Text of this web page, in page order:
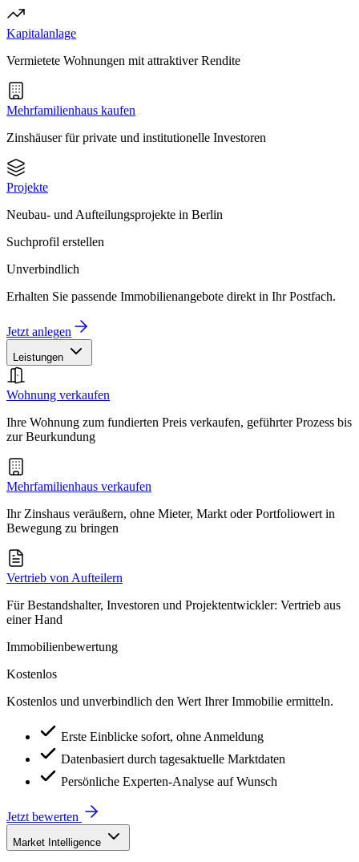
Kapitalanlage
Vermietete Wohnungen mit attraktiver Rendite
Mehrfamilienhaus kaufen
Zinshäuser für private und institutionelle Investoren
Projekte
Neubau- und Aufteilungsprojekte in Berlin
Suchprofil erstellen
Unverbindlich
Erhalten Sie passende Immobilienangebote direkt in Ihr Postfach.
Jetzt anlegen
Leistungen
Wohnung verkaufen
Ihre Wohnung zum fundierten Preis verkaufen, geführter Prozess bis
zur Beurkundung
Mehrfamilienhaus verkaufen
Ihr Zinshaus veräußern, ohne Mieter, Markt oder Portfoliowert in
Bewegung zu bringen
Vertrieb von Aufteilern
Für Bestandshalter, Investoren und Projektentwickler: Vertrieb aus
einer Hand
Immobilienbewertung
Kostenlos
Kostenlos und unverbindlich den Wert Ihrer Immobilie ermitteln.
Erste Einblicke sofort, ohne Anmeldung
Datenbasiert durch tagesaktuelle Marktdaten
Persönliche Experten-Analyse auf Wunsch
Jetzt bewerten
Market Intelligence